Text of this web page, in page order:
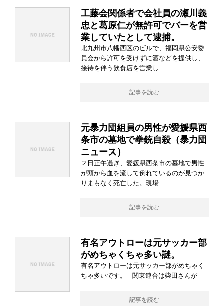
工藤会関係者で会社員の瀬川義
忠と葛原仁が無許可でバーを営
業していたとして逮捕。
北九州市八幡西区のビルで、福岡県公安委
員会から許可を受けずに酒などを提供し、
接待を伴う飲食店を営業し
記事を読む
元暴力団組員の男性が愛媛県西
条市の墓地で拳銃自殺（暴力団
ニュース）
２日正午過ぎ、愛媛県西条市の墓地で男性
が頭から血を流して倒れているのが見つか
りまもなく死亡した。現場
記事を読む
有名アウトローは元サッカー部
がめちゃくちゃ多い謎。
有名アウトローは元サッカー部がめちゃく
ちゃ多いです。 関東連合は柴田さんが
記事を読む